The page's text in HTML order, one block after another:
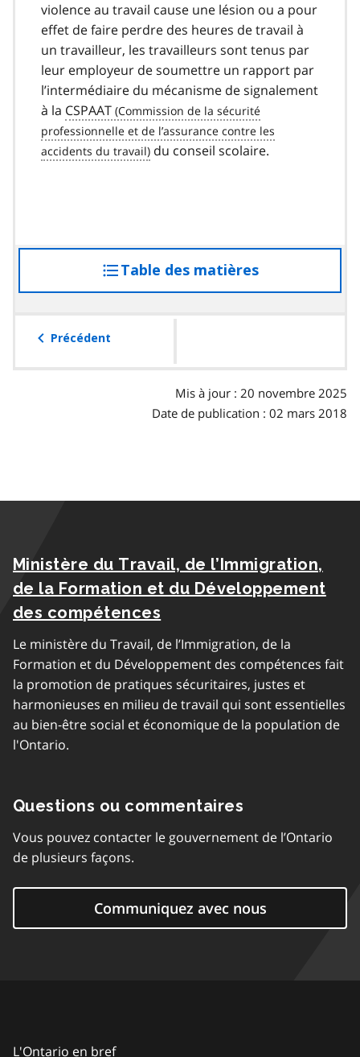
violence au travail cause une lésion ou a pour
effet de faire perdre des heures de travail à
un travailleur, les travailleurs sont tenus par
leur employeur de soumettre un rapport par
l’intermédiaire du mécanisme de signalement
à la CSPAAT
du conseil scolaire.
Table des matières
à
Précédent
Mis à jour : 20 novembre 2025
Date de publication : 02 mars 2018
Ministère du Travail, de l’Immigration,
de la Formation et du Développement
des compétences
Le ministère du Travail, de l’Immigration, de la
Formation et du Développement des compétences fait
la promotion de pratiques sécuritaires, justes et
harmonieuses en milieu de travail qui sont essentielles
au bien-être social et économique de la population de
l'Ontario.
Questions ou commentaires
Vous pouvez contacter le gouvernement de l’Ontario
de plusieurs façons.
Communiquez avec nous
L'Ontario en bref